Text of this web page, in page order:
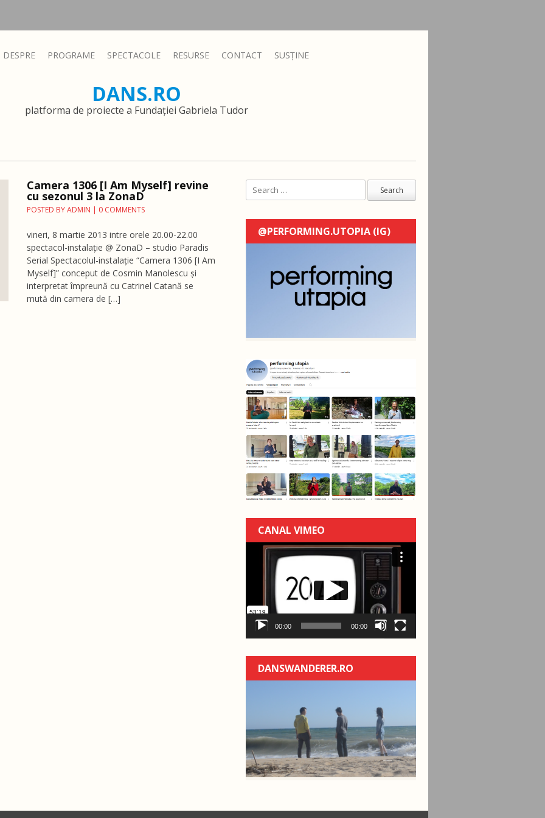
DESPRE PROGRAME SPECTACOLE RESURSE CONTACT SUSȚINE
DANS.RO
platforma de proiecte a Fundației Gabriela Tudor
Camera 1306 [I Am Myself] revine
cu sezonul 3 la ZonaD
POSTED BYADMIN | 0 COMMENTS
vineri, 8 martie 2013 intre orele 20.00-22.00
spectacol-instalație @ ZonaD – studio Paradis
Serial Spectacolul-instalație “Camera 1306 [I Am
Myself]” conceput de Cosmin Manolescu și
interpretat împreună cu Catrinel Catană se
mută din camera de […]
Search
@PERFORMING.UTOPIA (IG)
CANAL VIMEO
Video
00:00 00:00
DANSWANDERER.RO